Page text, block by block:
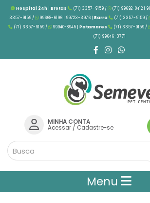
Hospital 24h| Brotas (71) 3357-9159 / (71) 99692-0412 |
3357-9159 /
99668-6196 | 99723-3976 | Barra (71) 3357-9159 /
(71) 3357-9159 /
99940-8945 | Patamares (71) 3357-9159 /
(71) 99646-3771
MINHA CONTA
Acessar/ Cadastre-se
Menu